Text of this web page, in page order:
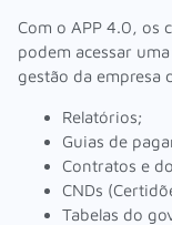
Com o APP 4.0, os
podem acessar
gestão da empresa
Relatórios;
Guias de
Contratos e
CNDs
Tabelas do